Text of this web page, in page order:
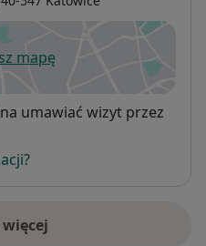
mapę
otwiera się w nowej karcie
umawiać wizyt przez
o adresie